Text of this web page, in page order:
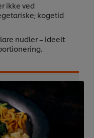
ikke ved
kogetid
nudler – ideelt